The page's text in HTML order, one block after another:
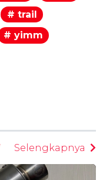
# trail
# yimm
Selengkapnya